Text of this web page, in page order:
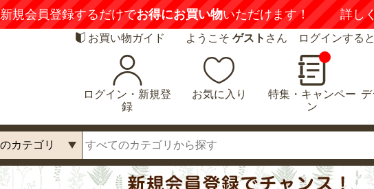
新規会員登録するだけでお得にお買い物いただけます！ 詳し
お買い物ガイド ようこそ ゲスト さん ログインする
ログイン・新規登
録
お気に入り
特集・キャンペー
ン